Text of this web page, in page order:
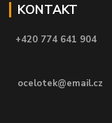
KONTAKT
+420 774 641 904
ocelotek@email.cz